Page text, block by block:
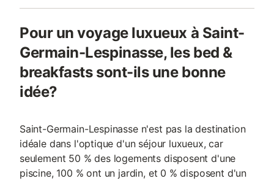
Pour un voyage luxueux à Saint-
Germain-Lespinasse, les bed &
breakfasts sont-ils une bonne
idée?
Saint-Germain-Lespinasse n'est pas la destination
idéale dans l'optique d'un séjour luxueux, car
seulement 50 % des logements disposent d'une
piscine, 100 % ont un jardin, et 0 % disposent d'un